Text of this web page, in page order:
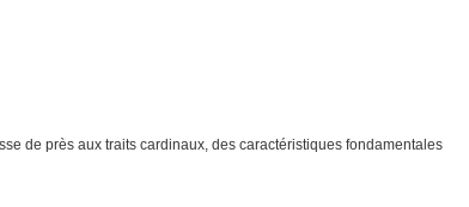
de près aux traits cardinaux, des caractéristiques fondamentales